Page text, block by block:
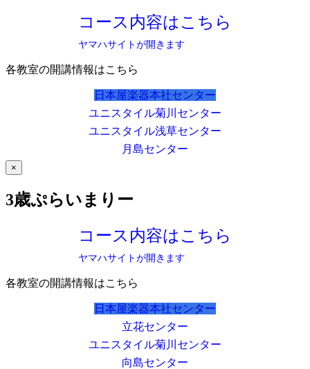
コース内容はこちら
ヤマハサイトが開きます
各教室の開講情報はこちら
日本屋楽器本社センター
ユニスタイル菊川センター
ユニスタイル浅草センター
月島センター
×
3歳ぷらいまりー
コース内容はこちら
ヤマハサイトが開きます
各教室の開講情報はこちら
日本屋楽器本社センター
立花センター
ユニスタイル菊川センター
向島センター